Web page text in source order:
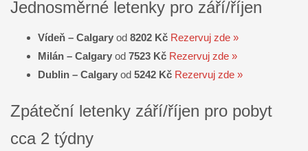
Jednosměrné letenky pro září/říjen
Vídeň – Calgary od 8202 Kč Rezervuj zde »
Milán – Calgary od 7523 Kč Rezervuj zde »
Dublin – Calgary od 5242 Kč Rezervuj zde »
Zpáteční letenky září/říjen pro pobyt
cca 2 týdny